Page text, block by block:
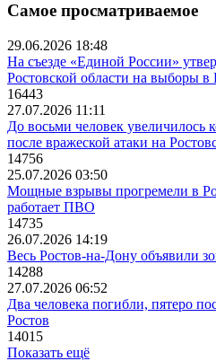
Самое просматриваемое
29.06.2026 18:48
На съезде «Единой России»
Ростовской области на выборы
16443
27.07.2026 11:11
До восьми человек увеличилось
после вражеской атаки на
14756
25.07.2026 03:50
Мощные взрывы прогремели в
работает ПВО
14735
26.07.2026 14:19
Весь Ростов-на-Дону объявили
14288
27.07.2026 06:52
Два человека погибли, пятеро
Ростов
14015
Показать ещё